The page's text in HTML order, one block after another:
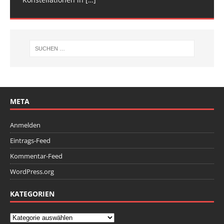
META
Anmelden
Eintrags-Feed
Kommentar-Feed
WordPress.org
KATEGORIEN